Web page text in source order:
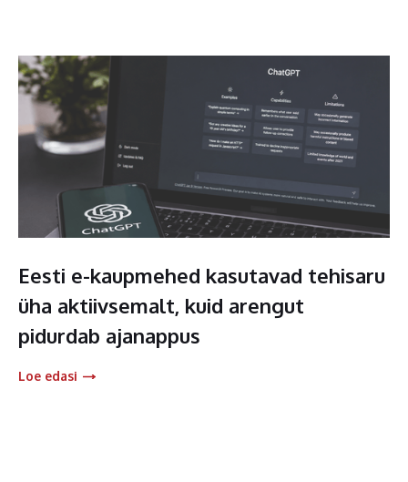
Eesti e-kaupmehed kasutavad tehisaru
üha aktiivsemalt, kuid arengut
pidurdab ajanappus
Loe edasi